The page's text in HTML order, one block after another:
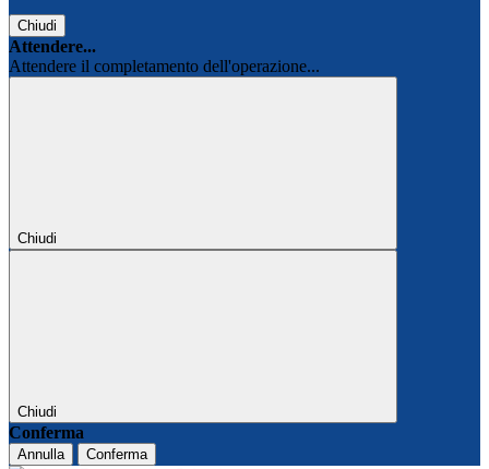
Chiudi
Attendere...
Attendere il completamento dell'operazione...
Chiudi
Chiudi
Conferma
Annulla Conferma